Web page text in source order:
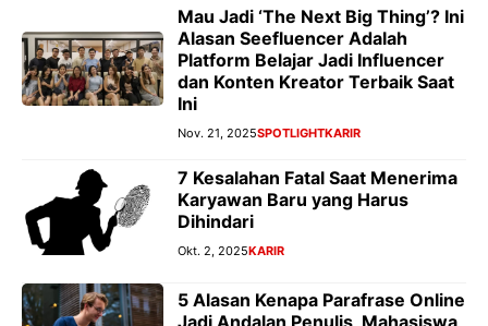
Mau Jadi ‘The Next Big Thing’? Ini
Alasan Seefluencer Adalah
Platform Belajar Jadi Influencer
dan Konten Kreator Terbaik Saat
Ini
Nov. 21, 2025SPOTLIGHTKARIR
7 Kesalahan Fatal Saat Menerima
Karyawan Baru yang Harus
Dihindari
Okt. 2, 2025KARIR
5 Alasan Kenapa Parafrase Online